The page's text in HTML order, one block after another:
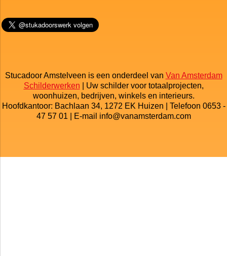
Stucadoor Amstelveen is een onderdeel van Van Amsterdam
Schilderwerken | Uw schilder voor totaalprojecten,
woonhuizen, bedrijven, winkels en interieurs.
Hoofdkantoor: Bachlaan 34, 1272 EK Huizen | Telefoon 0653 -
47 57 01 | E-mail info@vanamsterdam.com